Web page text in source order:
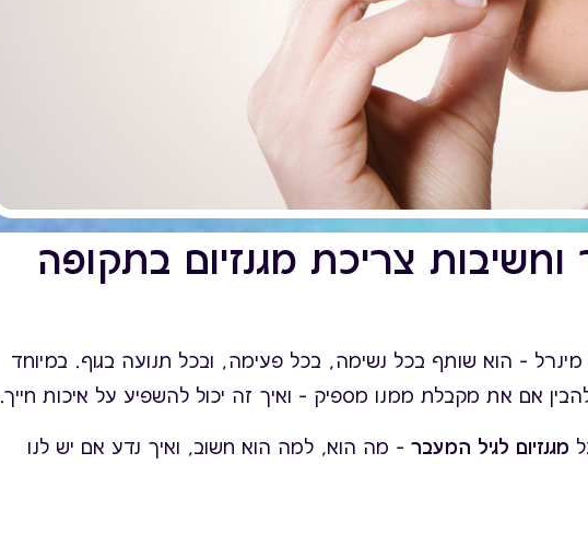
וחשיבות צריכת מגנזיום בתקופה
מינרל – הוא שותף בכל נשימה, בכל פעימה, ובכל תנועה בגוף. במיוחד
אם את מקבלת ממנו מספיק – ואיך זה יכול להשפיע על איכות חייך.
מגנזיום לגיל המעבר– מה הוא, למה הוא חשוב, ואיך נדע אם יש לנו